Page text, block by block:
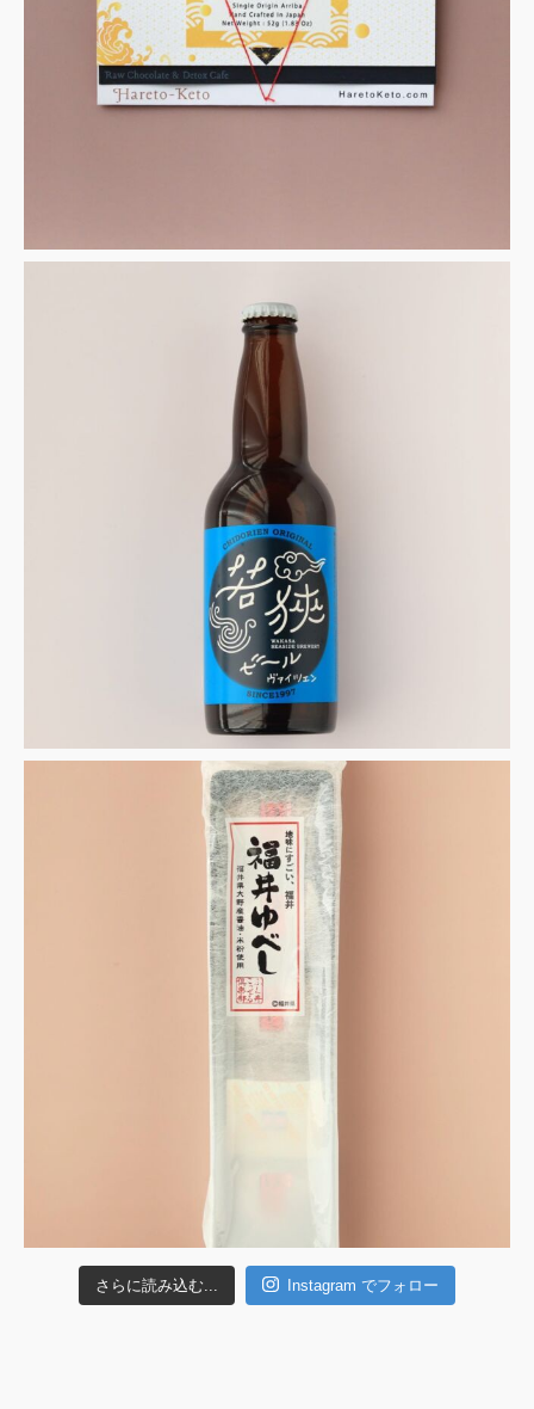
さらに読み込む... Instagram でフォロー